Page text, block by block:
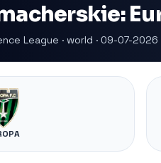
League · world · 09-07-2026